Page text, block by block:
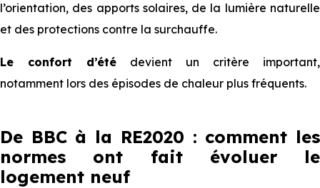
l’orientation, des apports solaires, de la lumière naturelle
et des protections contre la surchauffe.
Le confort d’été devient un critère important,
notamment lors des épisodes de chaleur plus fréquents.
De BBC à la RE2020 : comment les
normes ont fait évoluer le
logement neuf